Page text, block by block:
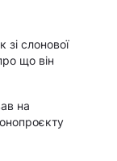
зі слонової
що він
на